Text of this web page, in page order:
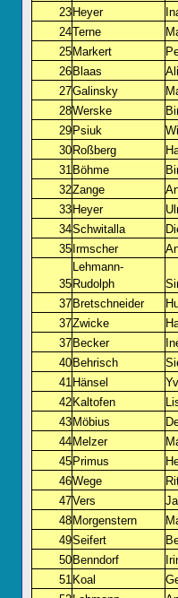
23 Heyer
24Terne
25 Markert
26 Blaas
27Galinsky
28Werske
29 Psiuk
30 Roßberg
31 Böhme
32Zange
33 Heyer
34Schwitalla
35 Irmscher
35
Lehmann-
Rudolph
37 Bretschneider
37Zwicke
37 Becker
40 Behrisch
41 Hänsel
42 Kaltofen
43 Möbius
44 Melzer
45 Primus
46Wege
47Vers
48 Morgenstern
49Seifert
50 Benndorf
51 Koal